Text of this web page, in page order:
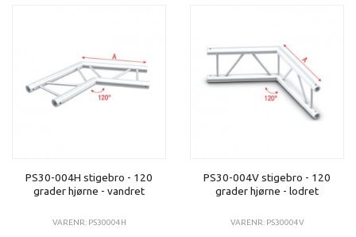
PS30-004H stigebro - 120
grader hjørne - vandret
VARENR: PS30004H
PS30-004V stigebro - 120
grader hjørne - lodret
VARENR: PS30004V